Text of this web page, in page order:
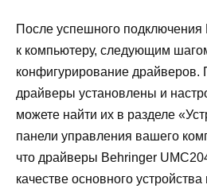
После успешного
к компьютеру, следующим
конфигурирование драйверов.
драйверы установлены и
можете найти их в разделе
панели управления вашего
что драйверы Behringer
качестве основного